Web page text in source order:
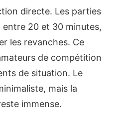
directe. Les parties
20 et 30 minutes,
les revanches. Ce
de compétition
de situation. Le
mais la
immense.